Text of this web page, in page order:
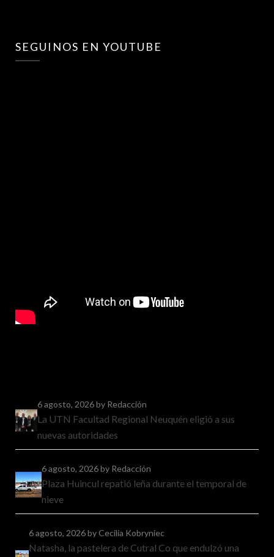
SEGUINOS EN YOUTUBE
6 agosto, 2026by Redacción
La UTN Facultad Regional Neuquén eligió a sus
nuevas autoridades
6 agosto, 2026by Redacción
Plaza Huincul repatió leña durante el temporal de
nieve
6 agosto, 2026by Cecilia Kobryniec
Natasha, la pastelera de Cutral Co que endulzó una